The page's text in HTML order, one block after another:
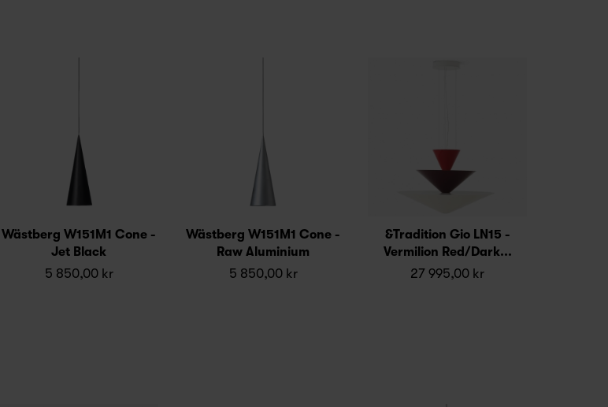
Wästberg W151M1 Cone -
Jet Black
5 850,00 kr
Wästberg W151M1 Cone -
Raw Aluminium
5 850,00 kr
&Tradition Gio LN15 -
Vermilion Red/Dark...
27 995,00 kr